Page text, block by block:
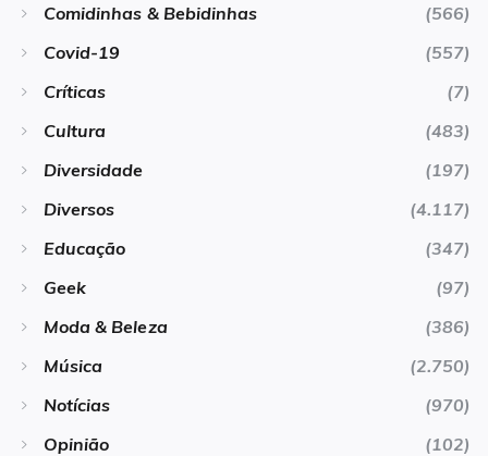
Comidinhas & Bebidinhas
(566)
Covid-19
(557)
Críticas
(7)
Cultura
(483)
Diversidade
(197)
Diversos
(4.117)
Educação
(347)
Geek
(97)
Moda & Beleza
(386)
Música
(2.750)
Notícias
(970)
Opinião
(102)